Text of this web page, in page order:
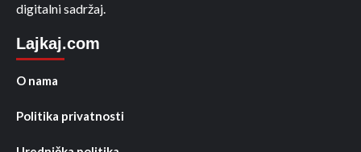
digitalni sadržaj.
Lajkaj.com
O nama
Politika privatnosti